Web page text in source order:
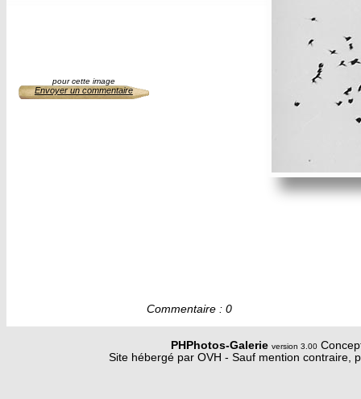
pour cette image
Envoyer un commentaire
Commentaire : 0
PHPhotos-Galerie version 3.00
Site hébergé par OVH - Sauf mention contraire,